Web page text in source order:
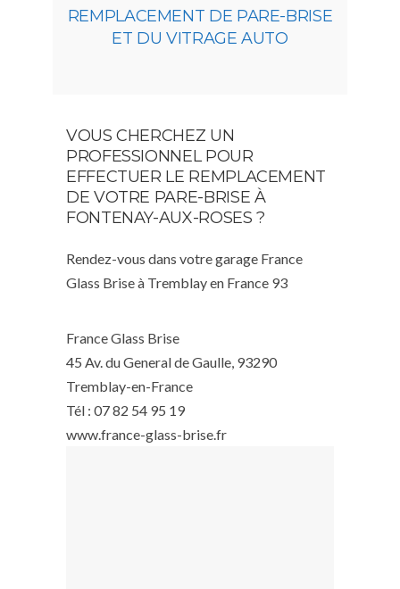
REMPLACEMENT DE PARE-BRISE
ET DU VITRAGE AUTO
VOUS CHERCHEZ UN
PROFESSIONNEL POUR
EFFECTUER LE REMPLACEMENT
DE VOTRE PARE-BRISE À
FONTENAY-AUX-ROSES ?
Rendez-vous dans votre garage France
Glass Brise à Tremblay en France 93
France Glass Brise
45 Av. du General de Gaulle, 93290
Tremblay-en-France
Tél : 07 82 54 95 19
www.france-glass-brise.fr